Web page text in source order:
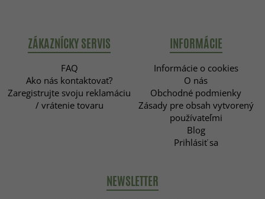
ZÁKAZNÍCKY SERVIS
FAQ
Ako nás kontaktovať?
Zaregistrujte svoju reklamáciu
/ vrátenie tovaru
INFORMÁCIE
Informácie o cookies
O nás
Obchodné podmienky
Zásady pre obsah vytvorený
používateľmi
Blog
Prihlásiť sa
NEWSLETTER